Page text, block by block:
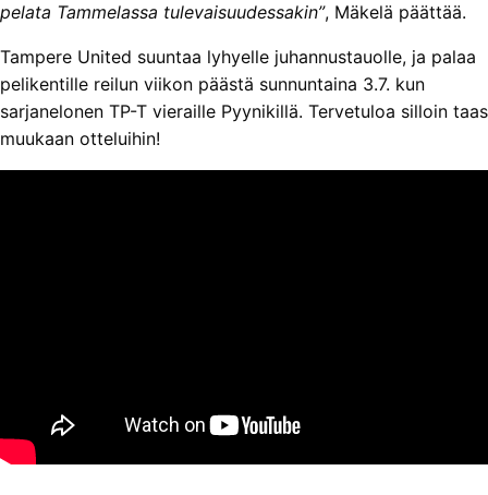
pelata Tammelassa tulevaisuudessakin”, Mäkelä päättää.
Tampere United suuntaa lyhyelle juhannustauolle, ja palaa
pelikentille reilun viikon päästä sunnuntaina 3.7. kun
sarjanelonen TP-T vieraille Pyynikillä. Tervetuloa silloin taas
muukaan otteluihin!